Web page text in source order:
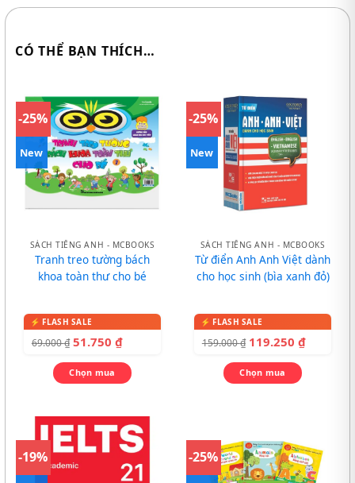
CÓ THỂ BẠN THÍCH…
-25%
New
SÁCH TIẾNG ANH - MCBOOKS
Tranh treo tường bách
khoa toàn thư cho bé
69.000₫ 51.750 ₫
Chọn mua
-25%
New
SÁCH TIẾNG ANH - MCBOOKS
Từ điển Anh Anh Việt dành
cho học sinh (bìa xanh đỏ)
159.000₫ 119.250 ₫
Chọn mua
-19% -25%